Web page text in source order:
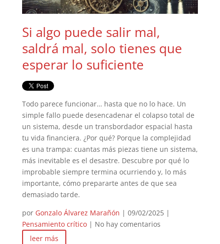
Si algo puede salir mal,
saldrá mal, solo tienes que
esperar lo suficiente
Todo parece funcionar… hasta que no lo hace. Un
simple fallo puede desencadenar el colapso total de
un sistema, desde un transbordador espacial hasta
tu vida financiera. ¿Por qué? Porque la complejidad
es una trampa: cuantas más piezas tiene un sistema,
más inevitable es el desastre. Descubre por qué lo
improbable siempre termina ocurriendo y, lo más
importante, cómo prepararte antes de que sea
demasiado tarde.
por Gonzalo Álvarez Marañón | 09/02/2025|
Pensamiento crítico| No hay comentarios
leer más